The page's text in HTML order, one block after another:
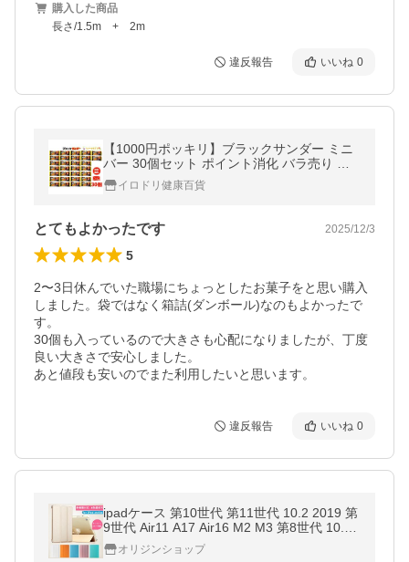
購入した商品
長さ/1.5m + 2m
違反報告 いいね 0
【1000円ポッキリ】ブラックサンダー ミニ
バー 30個セット ポイント消化 バラ売り 有
楽製菓 常温配送 メール便 商品券 ハロウィ
ン 最安 バレンタイン
イロドリ健康百貨
とてもよかったです 2025/12/3
5
2〜3日休んでいた職場にちょっとしたお菓子をと思い購入
しました。袋ではなく箱詰(ダンボール)なのもよかったで
す。
30個も入っているので大きさも心配になりましたが、丁度
良い大きさで安心しました。
あと値段も安いのでまた利用したいと思います。
違反報告 いいね 0
ipadケース 第10世代 第11世代 10.2 2019 第
9世代 Air11 A17 Air16 M2 M3 第8世代 10.9
インチ 第6/5世代 mini6 7 Air5 2022 2017 ipa
d8/9 Air5 air2 pro カバー
オリジンショップ